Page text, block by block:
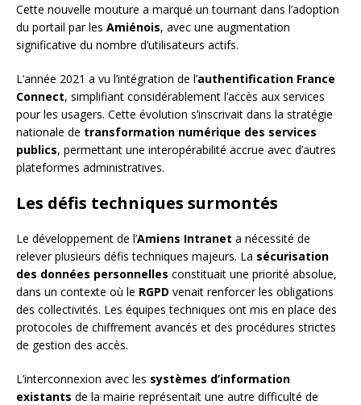
Cette nouvelle mouture a marqué un tournant dans l’adoption
du portail par les Amiénois, avec une augmentation
significative du nombre d’utilisateurs actifs.
L’année 2021 a vu l’intégration de l’authentification France
Connect, simplifiant considérablement l’accès aux services
pour les usagers. Cette évolution s’inscrivait dans la stratégie
nationale de transformation numérique des services
publics, permettant une interopérabilité accrue avec d’autres
plateformes administratives.
Les défis techniques surmontés
Le développement de l’Amiens Intranet a nécessité de
relever plusieurs défis techniques majeurs. La sécurisation
des données personnelles constituait une priorité absolue,
dans un contexte où le RGPD venait renforcer les obligations
des collectivités. Les équipes techniques ont mis en place des
protocoles de chiffrement avancés et des procédures strictes
de gestion des accès.
L’interconnexion avec les systèmes d’information
existants de la mairie représentait une autre difficulté de